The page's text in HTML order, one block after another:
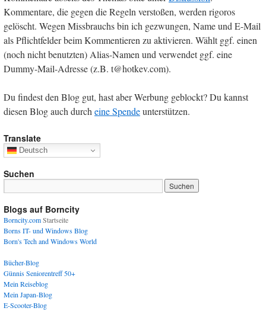
Kommentare, die gegen die Regeln verstoßen, werden rigoros
gelöscht. Wegen Missbrauchs bin ich gezwungen, Name und E-Mail
als Pflichtfelder beim Kommentieren zu aktivieren. Wählt ggf. einen
(noch nicht benutzten) Alias-Namen und verwendet ggf. eine
Dummy-Mail-Adresse (z.B. t@hotkev.com).
Du findest den Blog gut, hast aber Werbung geblockt? Du kannst
diesen Blog auch durcheine Spendeunterstützen.
Translate
Deutsch
Suchen
Blogs auf Borncity
Borncity.comStartseite
Borns IT- und Windows Blog
Born's Tech and Windows World
Bücher-Blog
Günnis Seniorentreff 50+
Mein Reiseblog
Mein Japan-Blog
E-Scooter-Blog